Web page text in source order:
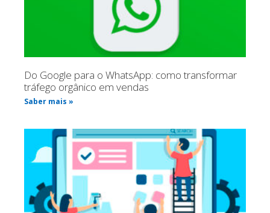
Do Google para o WhatsApp: como transformar
tráfego orgânico em vendas
Saber mais »